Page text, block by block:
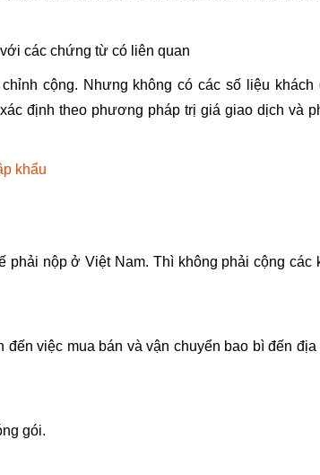
các chứng từ có liên quan
cộng. Nhưng không có các số liệu khách
định theo phương pháp trị giá giao dịch và
khẩu
nộp ở Việt Nam. Thì không phải cộng các
việc mua bán và vận chuyển bao bì đến địa
gói.